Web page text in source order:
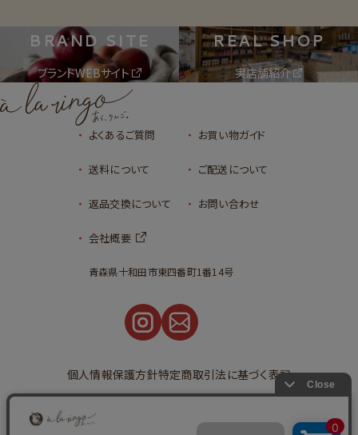
BRAND SITE
ブランドWEBサイト
REAL SHOP
実店舗紹介
よくあるご質問 お買い物ガイド
送料について ご配送について
返品交換について お問い合わせ
会社概要
青森県十和田市東四番町1番14号
個人情報保護方針特定商取引法に基づく表記
青森りんごの専門店｜あら、りんご。